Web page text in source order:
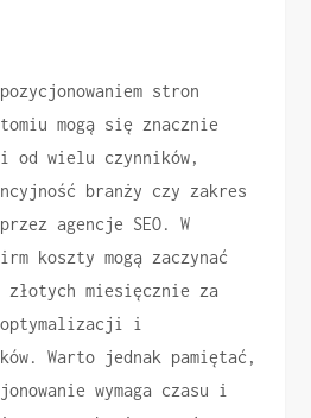
stron
mogą się znacznie
od wielu czynników,
branży czy zakres
agencje SEO. W
koszty mogą zaczynać
miesięcznie za
optymalizacji i
Warto jednak pamiętać,
wymaga czasu i